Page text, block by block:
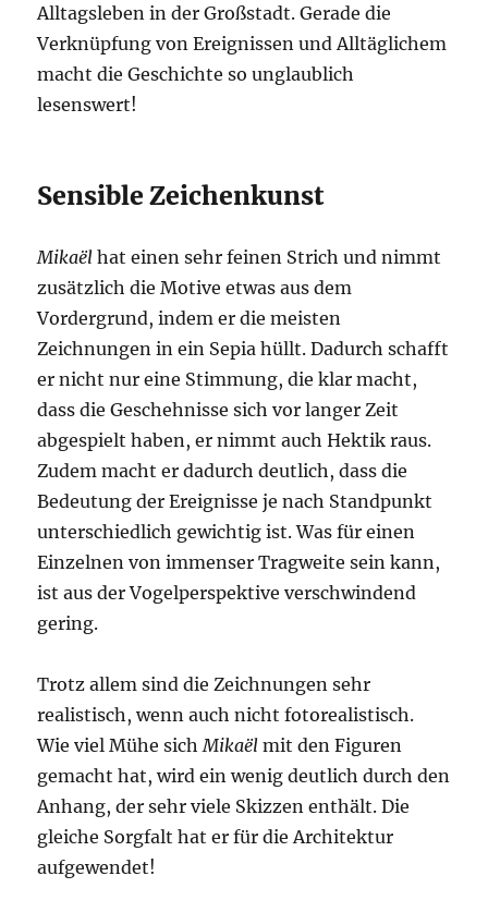
Alltagsleben in der Großstadt. Gerade die
Verknüpfung von Ereignissen und Alltäglichem
macht die Geschichte so unglaublich
lesenswert!
Sensible Zeichenkunst
Mikaëlhat einen sehr feinen Strich und nimmt
zusätzlich die Motive etwas aus dem
Vordergrund, indem er die meisten
Zeichnungen in ein Sepia hüllt. Dadurch schafft
er nicht nur eine Stimmung, die klar macht,
dass die Geschehnisse sich vor langer Zeit
abgespielt haben, er nimmt auch Hektik raus.
Zudem macht er dadurch deutlich, dass die
Bedeutung der Ereignisse je nach Standpunkt
unterschiedlich gewichtig ist. Was für einen
Einzelnen von immenser Tragweite sein kann,
ist aus der Vogelperspektive verschwindend
gering.
Trotz allem sind die Zeichnungen sehr
realistisch, wenn auch nicht fotorealistisch.
Wie viel Mühe sich Mikaël mit den Figuren
gemacht hat, wird ein wenig deutlich durch den
Anhang, der sehr viele Skizzen enthält. Die
gleiche Sorgfalt hat er für die Architektur
aufgewendet!